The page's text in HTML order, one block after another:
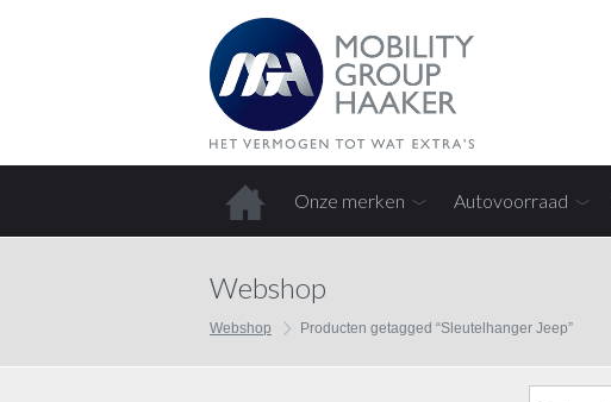
Onze merken Autovoorraad
Webshop
Webshop Producten getagged “Sleutelhanger Jeep”